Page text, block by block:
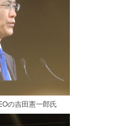
の吉田憲一郎氏